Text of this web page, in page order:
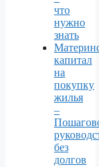
что
нужно
знать
капитал
на
покупку
жилья
–
без
долгов